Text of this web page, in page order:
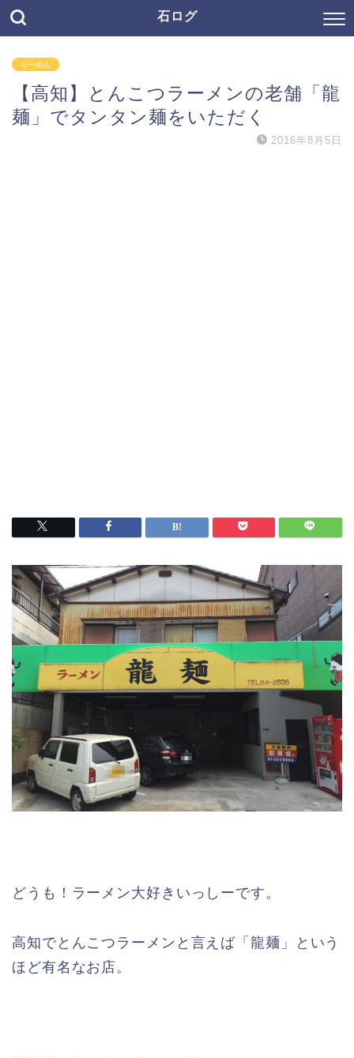
石ログ
らーめん
【高知】とんこつラーメンの老舗「龍
麺」でタンタン麺をいただく
2016年8月5日
どうも！ラーメン大好きいっしーです。
高知でとんこつラーメンと言えば「龍麺」という
ほど有名なお店。